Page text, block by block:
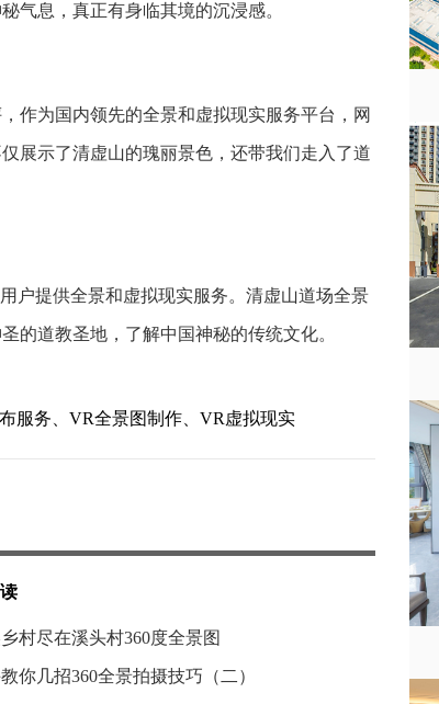
气息，真正有身临其境的沉浸感。
为国内领先的全景和虚拟现实服务平台，网
展示了清虚山的瑰丽景色，还带我们走入了道
提供全景和虚拟现实服务。清虚山道场全景
的道教圣地，了解中国神秘的传统文化。
服务、VR全景图制作、VR虚拟现实
村尽在溪头村360度全景图
你几招360全景拍摄技巧（二）